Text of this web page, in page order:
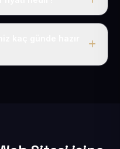
+ KDV. Bu bedele alan